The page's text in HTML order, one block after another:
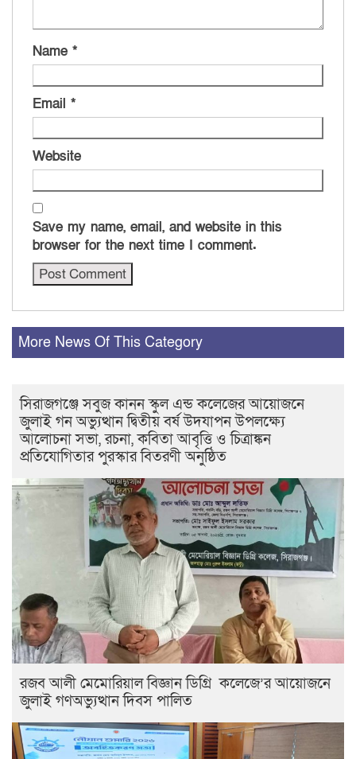
Name *
Email *
Website
Save my name, email, and website in this
browser for the next time I comment.
More News Of This Category
সিরাজগঞ্জে সবুজ কানন স্কুল এন্ড কলেজের আয়োজনে
জুলাই গন অভ্যুত্থান দ্বিতীয় বর্ষ উদযাপন উপলক্ষ্যে
আলোচনা সভা, রচনা, কবিতা আবৃত্তি ও চিত্রাঙ্কন
প্রতিযোগিতার পুরস্কার বিতরণী অনুষ্ঠিত
রজব আলী মেমোরিয়াল বিজ্ঞান ডিগ্রি কলেজে’র আয়োজনে
জুলাই গণঅভ্যুত্থান দিবস পালিত